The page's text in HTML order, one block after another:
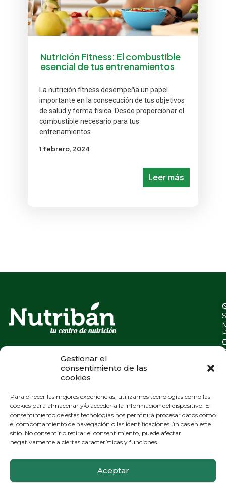
Gestionar el
consentimiento de las
cookies
Para ofrecer las mejores experiencias, utilizamos tecnologías como las
cookies para almacenar y/o acceder a la información del dispositivo. El
consentimiento de estas tecnologías nos permitirá procesar datos como
el comportamiento de navegación o las identificaciones únicas en este
sitio. No consentir o retirar el consentimiento, puede afectar
negativamente a ciertas características y funciones.
Aceptar
Nutrición Fitness: El combustible
esencial de tus entrenamientos
1 febrero, 2024
La nutrición fitness desempeña un papel
importante en la consecución de tus objetivos
de salud y forma física. Desde proporcionar el
combustible necesario para tus
entrenamientos
Leer más